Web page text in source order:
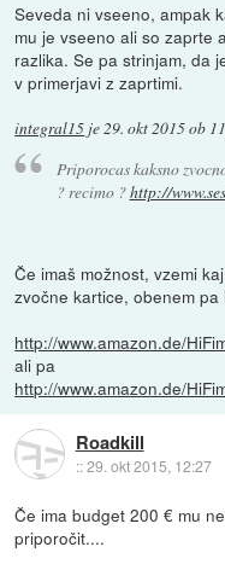
Seveda ni vseeno, ampak
mu je vseeno ali so zaprte
razlika. Se pa strinjam, da
v primerjavi z zaprtimi.
integral15 je29. okt 2015 ob
Priporocas kaksno
? recimo ?http://
Če imaš možnost, vzemi
zvočne kartice, obenem
http://www.amazon.de/
ali pa
http://www.amazon.de/
Roadkill
::29. okt 2015, 12:27
Če ima budget 200 € mu
priporočit....